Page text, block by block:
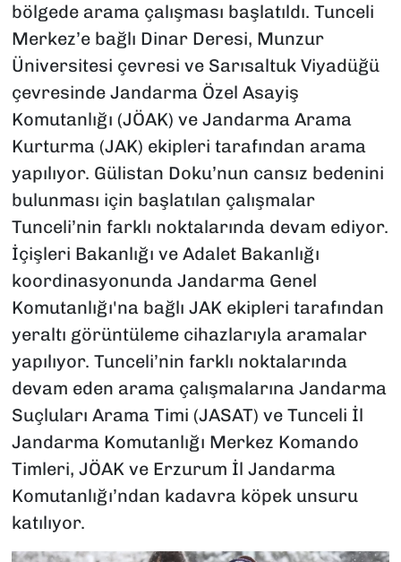
bölgede arama çalışması başlatıldı. Tunceli
Merkez’e bağlı Dinar Deresi, Munzur
Üniversitesi çevresi ve Sarısaltuk Viyadüğü
çevresinde Jandarma Özel Asayiş
Komutanlığı (JÖAK) ve Jandarma Arama
Kurturma (JAK) ekipleri tarafından arama
yapılıyor. Gülistan Doku’nun cansız bedenini
bulunması için başlatılan çalışmalar
Tunceli’nin farklı noktalarında devam ediyor.
İçişleri Bakanlığı ve Adalet Bakanlığı
koordinasyonunda Jandarma Genel
Komutanlığı'na bağlı JAK ekipleri tarafından
yeraltı görüntüleme cihazlarıyla aramalar
yapılıyor. Tunceli’nin farklı noktalarında
devam eden arama çalışmalarına Jandarma
Suçluları Arama Timi (JASAT) ve Tunceli İl
Jandarma Komutanlığı Merkez Komando
Timleri, JÖAK ve Erzurum İl Jandarma
Komutanlığı’ndan kadavra köpek unsuru
katılıyor.